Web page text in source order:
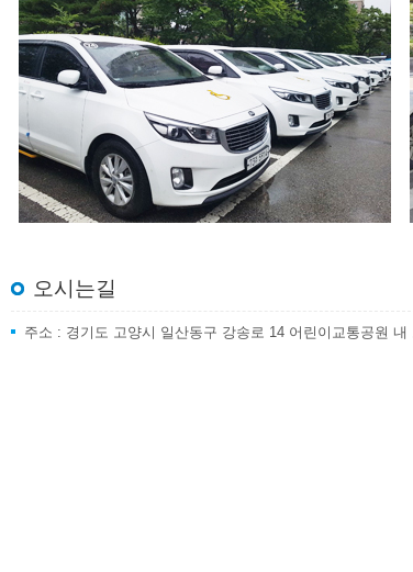
오시는길
주소 : 경기도 고양시 일산동구 강송로 14 어린이교통공원 내